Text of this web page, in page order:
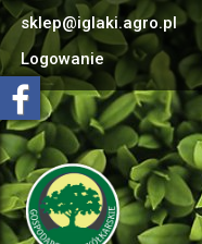
sklep@iglaki.agro.pl
Logowanie